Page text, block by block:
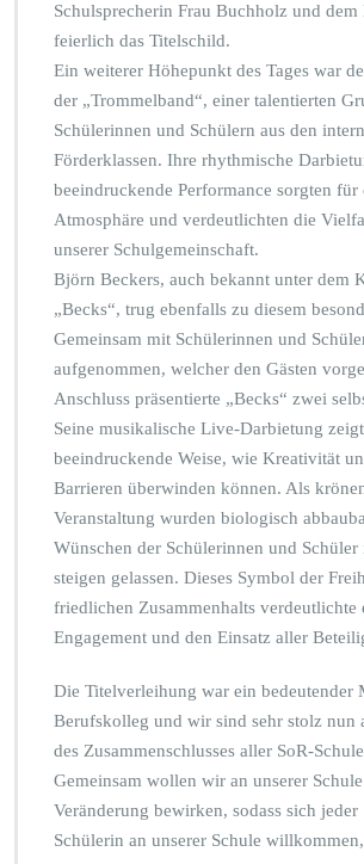
Schulsprecherin Frau Buchholz und
feierlich das Titelschild.
Ein weiterer Höhepunkt des Tages war
der „Trommelband“, einer talentierten
Schülerinnen und Schülern aus den
Förderklassen. Ihre rhythmische
beeindruckende Performance sorgten für
Atmosphäre und verdeutlichten die
unserer Schulgemeinschaft.
Björn Beckers, auch bekannt unter dem
„Becks“, trug ebenfalls zu diesem
Gemeinsam mit Schülerinnen und
aufgenommen, welcher den Gästen
Anschluss präsentierte „Becks“ zwei
Seine musikalische Live-Darbietung
beeindruckende Weise, wie Kreativität
Barrieren überwinden können. Als
Veranstaltung wurden biologisch
Wünschen der Schülerinnen und
steigen gelassen. Dieses Symbol der
friedlichen Zusammenhalts verdeutlichte
Engagement und den Einsatz aller
Die Titelverleihung war ein bedeutender
Berufskolleg und wir sind sehr stolz nun
des Zusammenschlusses aller SoR-
Gemeinsam wollen wir an unserer
Veränderung bewirken, sodass sich jeder
Schülerin an unserer Schule